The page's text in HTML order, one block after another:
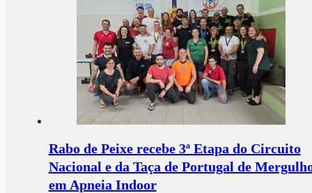
Rabo de Peixe recebe 3ª Etapa do Circuito
Nacional e da Taça de Portugal de
em Apneia Indoor